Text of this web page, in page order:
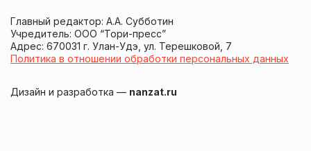
Главный редактор: А.А. Субботин
Учредитель: ООО “Тори-пресс”
Адрес: 670031 г. Улан-Удэ, ул. Терешковой, 7
Политика в отношении обработки персональных данных
Дизайн и разработка — nanzat.ru